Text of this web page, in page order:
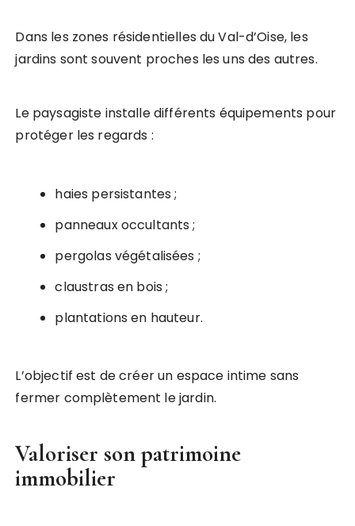
Dans les zones résidentielles du Val-d’Oise, les
jardins sont souvent proches les uns des autres.
Le paysagiste installe différents équipements pour
protéger les regards :
haies persistantes ;
panneaux occultants ;
pergolas végétalisées ;
claustras en bois ;
plantations en hauteur.
L’objectif est de créer un espace intime sans
fermer complètement le jardin.
Valoriser son patrimoine
immobilier